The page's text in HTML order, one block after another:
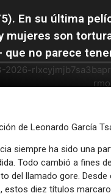
En su última
son
no parece
de Leonardo García
siempre ha sido una
Todo cambió a fines
del llamado gore.
estos diez títulos